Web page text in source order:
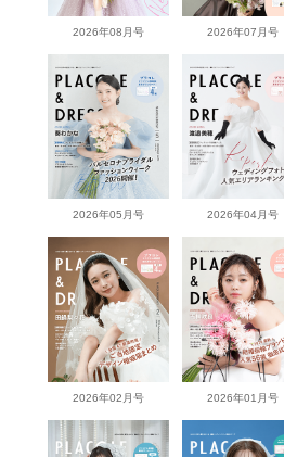
2026年08月号 2026年07月号
2026年05月号 2026年04月号
2026年02月号 2026年01月号